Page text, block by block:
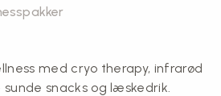
med cryo therapy, infrarød
snacks og læskedrik.